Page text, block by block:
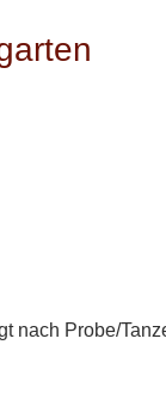
nach Probe/